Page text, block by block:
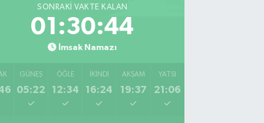
SONRAKI VAKTE KALAN
01:30:43
İmsak Namazı
GÜNEŞ
05:22
ÖĞLE
12:34
İKINDI
16:24
AKŞAM
19:37
YATSI
21:06